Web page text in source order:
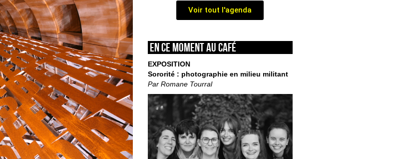
Voir tout l'agenda
En ce moment au café
EXPOSITION
Sororité : photographie en milieu militant
Par Romane Tourral